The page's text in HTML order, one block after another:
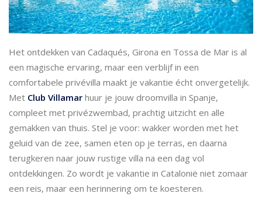
Het ontdekken van Cadaqués, Girona en Tossa de Mar is al
een magische ervaring, maar een verblijf in een
comfortabele privévilla maakt je vakantie écht onvergetelijk.
Met Club Villamar huur je jouw droomvilla in Spanje,
compleet met privézwembad, prachtig uitzicht en alle
gemakken van thuis. Stel je voor: wakker worden met het
geluid van de zee, samen eten op je terras, en daarna
terugkeren naar jouw rustige villa na een dag vol
ontdekkingen. Zo wordt je vakantie in Catalonië niet zomaar
een reis, maar een herinnering om te koesteren.